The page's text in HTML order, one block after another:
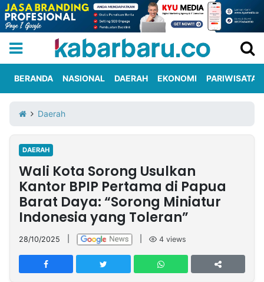
Iklan
Berita
Kami
Nasional
International
Olahraga
Entertainment
Daerah
Pariwisata
Kuliner
Kolom
Network
PT
TREETAN
MULTIMEDIA
INDONESIA
BERANDA NASIONAL DAERAH EKONOMI PARIWISATA
Daerah
DAERAH
Wali Kota Sorong Usulkan
Kantor BPIP Pertama di Papua
Barat Daya: “Sorong Miniatur
Indonesia yang Toleran”
28/10/2025 4 views